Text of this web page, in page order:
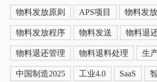
物料发放原则 APS项目 物料发
物料发放程序 物料发送 物料退
物料退还管理 物料退料处理 生
中国制造2025 工业4.0 SaaS